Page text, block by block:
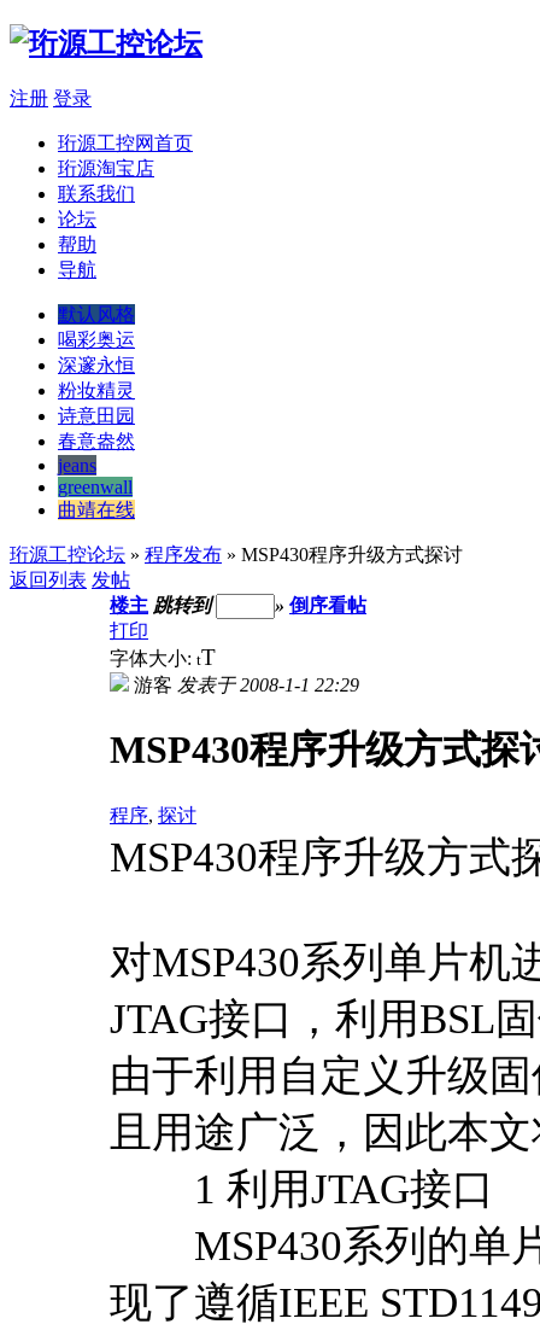
注册 登录
珩源工控网首页
珩源淘宝店
联系我们
论坛
帮助
导航
默认风格
喝彩奥运
深邃永恒
粉妆精灵
诗意田园
春意盎然
jeans
greenwall
曲靖在线
珩源工控论坛 » 程序发布 » MSP430程序升级方式探讨
返回列表 发帖
楼主 跳转到 » 倒序看帖
打印
字体大小: tT
游客 发表于 2008-1-1 22:29
MSP430程序升级方式探
程序, 探讨
MSP430程序升级方式
对MSP430系列单片机
JTAG接口，利用BSL
由于利用自定义升级
且用途广泛，因此本
1 利用JTAG接口
MSP430系列的单片
现了遵循IEEE